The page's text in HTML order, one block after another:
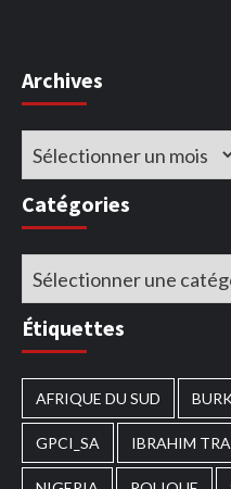
Archives
Archives
Catégories
Catégories
Étiquettes
AFRIQUE DU SUD
GPCI_SA IBRAHIM